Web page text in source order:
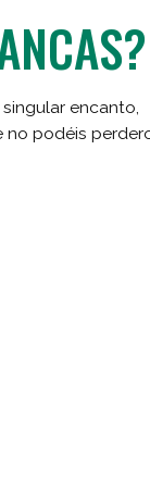
encanto,
no podéis